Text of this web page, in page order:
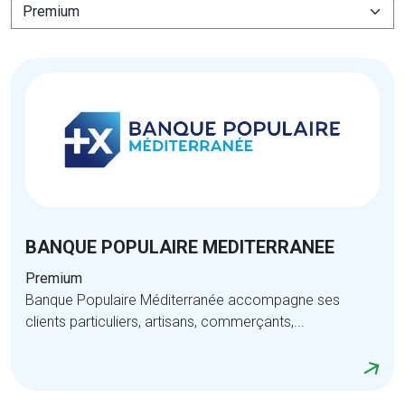
BANQUE POPULAIRE MEDITERRANEE
Premium
Banque Populaire Méditerranée accompagne ses
clients particuliers, artisans, commerçants,...